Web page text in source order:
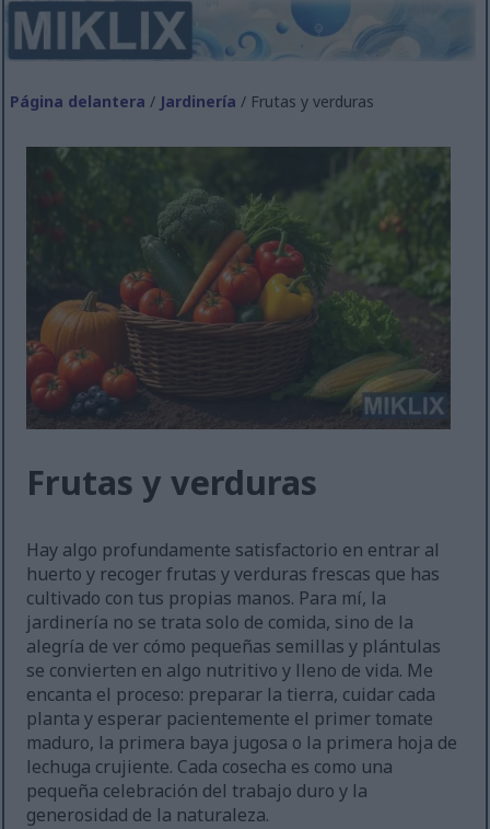
Página delantera / Jardinería / Frutas y verduras
Frutas y verduras
Hay algo profundamente satisfactorio en entrar al
huerto y recoger frutas y verduras frescas que has
cultivado con tus propias manos. Para mí, la
jardinería no se trata solo de comida, sino de la
alegría de ver cómo pequeñas semillas y plántulas
se convierten en algo nutritivo y lleno de vida. Me
encanta el proceso: preparar la tierra, cuidar cada
planta y esperar pacientemente el primer tomate
maduro, la primera baya jugosa o la primera hoja de
lechuga crujiente. Cada cosecha es como una
pequeña celebración del trabajo duro y la
generosidad de la naturaleza.